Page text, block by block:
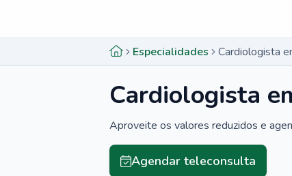
Especialidades Cardiologista
Cardiologista
Aproveite os valores reduzidos e
Agendar teleconsulta